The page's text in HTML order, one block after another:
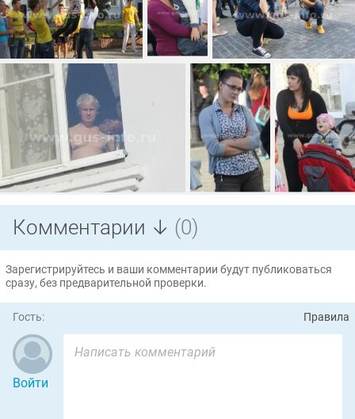
Комментарии ↓ (0)
Зарегистрируйтесь и ваши комментарии будут публиковаться
сразу, без предварительной проверки.
Гость: Правила
Войти